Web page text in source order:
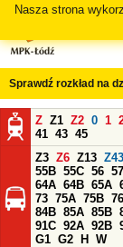
Nasza strona
Sprawdź rozkład na
Z Z1 Z2 0 1
41 43 45
Z3 Z6 Z13 Z43
55B 55C 56 57
64A 64B 65A
73 75A 75B 76
84B 85A 85B
91C 92A 92B
G1 G2 H
W